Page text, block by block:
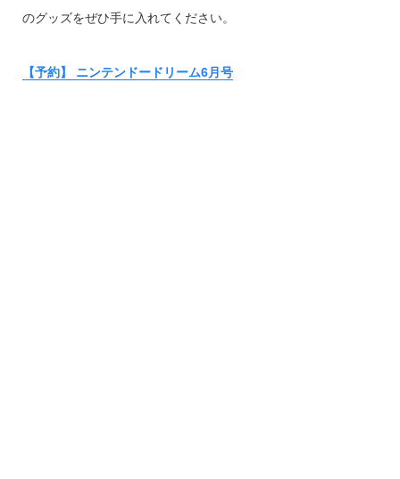
のグッズをぜひ手に入れてください。
【予約】 ニンテンドードリーム6月号